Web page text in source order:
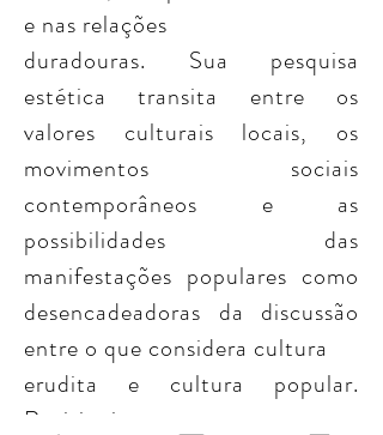
e nas relações
duradouras. Sua pesquisa
estética transita entre os
valores culturais locais, os
movimentos sociais
contemporâneos e as
possibilidades das
manifestações populares como
desencadeadoras da discussão
entre o que considera cultura
erudita e cultura popular.
Revisionista por natureza,